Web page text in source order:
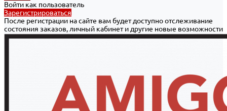
Войти как пользователь
Зарегистрироваться
После регистрации на сайте вам будет доступно отслеживание
состояния заказов, личный кабинет и другие новые возможности